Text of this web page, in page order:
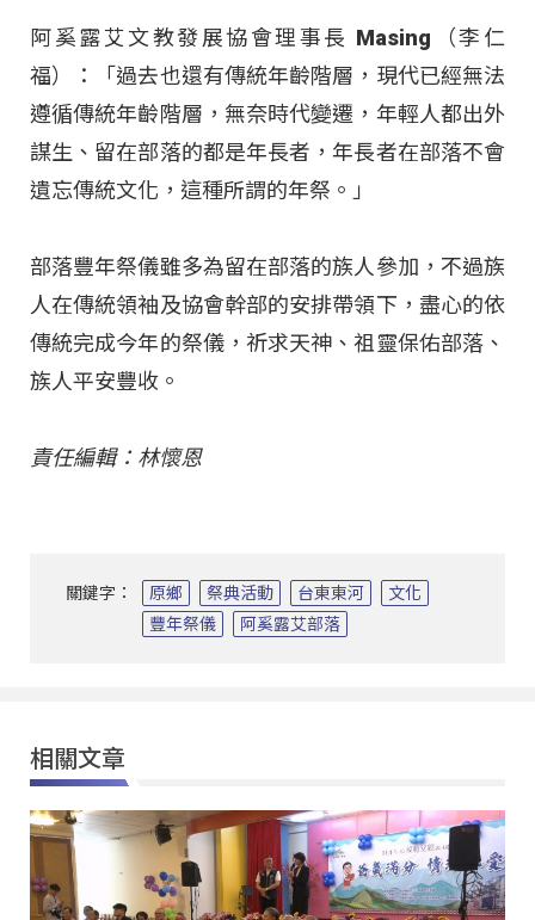
阿奚露艾文教發展協會理事長 Masing（李仁
福）：「過去也還有傳統年齡階層，現代已經無法
遵循傳統年齡階層，無奈時代變遷，年輕人都出外
謀生、留在部落的都是年長者，年長者在部落不會
遺忘傳統文化，這種所謂的年祭。」
部落豐年祭儀雖多為留在部落的族人參加，不過族
人在傳統領袖及協會幹部的安排帶領下，盡心的依
傳統完成今年的祭儀，祈求天神、祖靈保佑部落、
族人平安豐收。
責任編輯：林懷恩
關鍵字： 原鄉 祭典活動 台東東河
文化
豐年祭儀
阿奚露艾部落
相關文章